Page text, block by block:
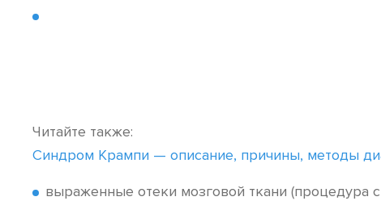
Читайте также:
Синдром Крампи — описание, причины, методы
выраженные отеки мозговой ткани (процедура